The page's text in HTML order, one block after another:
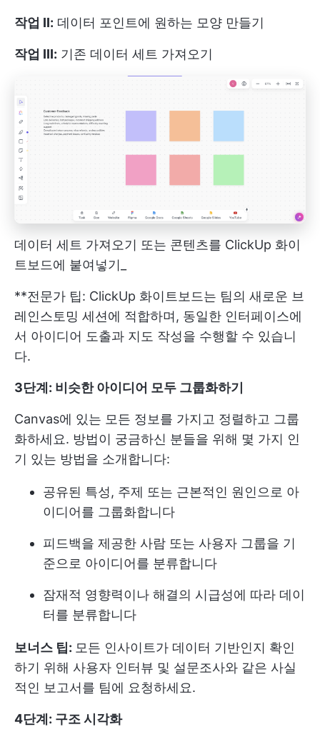
작업 II: 데이터 포인트에 원하는 모양 만들기
작업 III: 기존 데이터 세트 가져오기
데이터 세트 가져오기 또는 콘텐츠를 ClickUp 화이
트보드에 붙여넣기_
**전문가 팁: ClickUp 화이트보드는 팀의 새로운 브
레인스토밍 세션에 적합하며, 동일한 인터페이스에
서 아이디어 도출과 지도 작성을 수행할 수 있습니
다.
3단계: 비슷한 아이디어 모두 그룹화하기
Canvas에 있는 모든 정보를 가지고 정렬하고 그룹
화하세요. 방법이 궁금하신 분들을 위해 몇 가지 인
기 있는 방법을 소개합니다:
공유된 특성, 주제 또는 근본적인 원인으로 아
이디어를 그룹화합니다
피드백을 제공한 사람 또는 사용자 그룹을 기
준으로 아이디어를 분류합니다
잠재적 영향력이나 해결의 시급성에 따라 데이
터를 분류합니다
보너스 팁: 모든 인사이트가 데이터 기반인지 확인
하기 위해 사용자 인터뷰 및 설문조사와 같은 사실
적인 보고서를 팀에 요청하세요.
4단계: 구조 시각화